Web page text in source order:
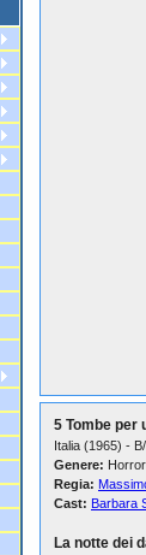
5 Tombe per
Italia (1965) -
Genere: Horror
Regia:
Cast: Barbara
La notte dei